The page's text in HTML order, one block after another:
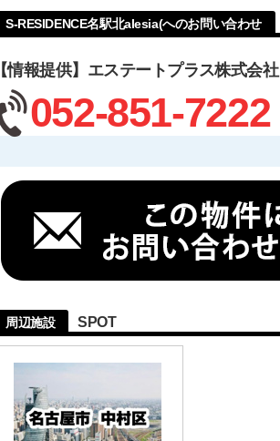
S-RESIDENCE名駅北alesia(へのお問い合わせ
【情報提供】エステートプラス株式会社
052-851-7222
周辺施設 SPOT